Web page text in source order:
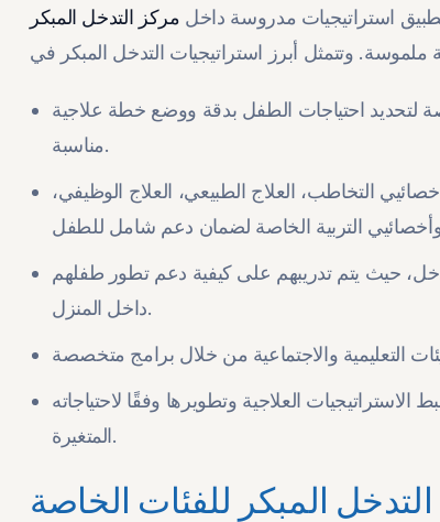
استراتيجيات مدروسة داخل مركز التدخل المبكر
احتياجات الطفل بدقة ووضع خطة علاجية
مناسبة.
التخاطب، العلاج الطبيعي، العلاج الوظيفي،
حيث يتم تدريبهم على كيفية دعم تطور طفلهم
داخل المنزل.
العلاجية وتطويرها وفقًا لاحتياجاته
المتغيرة.
التدخل المبكر للفئات الخاصة